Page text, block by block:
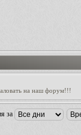
на наш форум!!!
за